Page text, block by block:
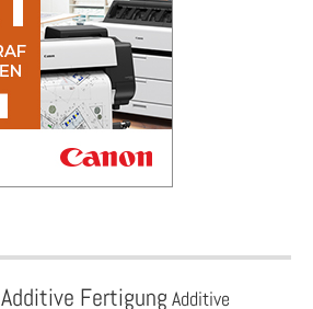
Additive Fertigung Additive